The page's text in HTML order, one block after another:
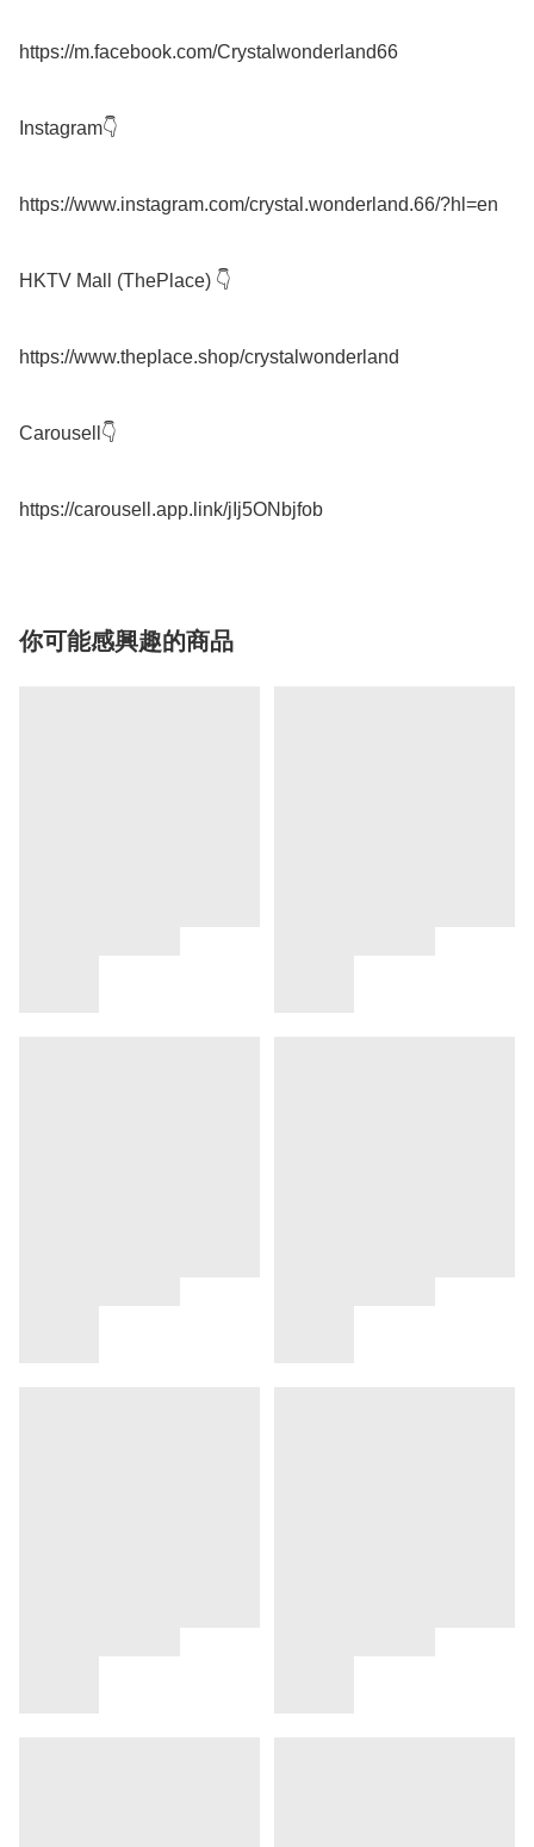
https://m.facebook.com/Crystalwonderland66
Instagram👇
https://www.instagram.com/crystal.wonderland.66/?hl=en
HKTV Mall (ThePlace) 👇
https://www.theplace.shop/crystalwonderland
Carousell👇
你可能感興趣的商品